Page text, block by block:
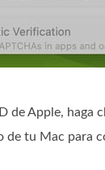
de Apple,
tu Mac para